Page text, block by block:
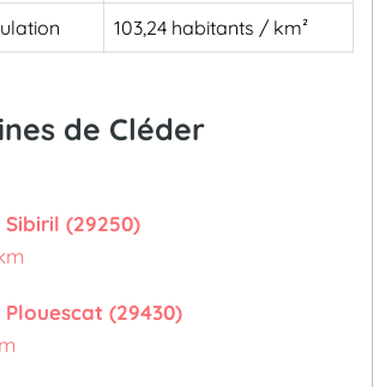
103,24 habitants / km²
de Cléder
(29250)
(29430)